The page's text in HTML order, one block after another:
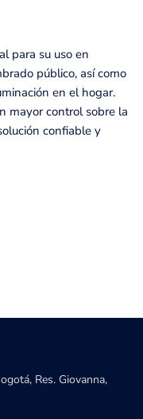
para su uso en
público, así como
en el hogar.
mayor control sobre la
confiable y
Res. Giovanna,